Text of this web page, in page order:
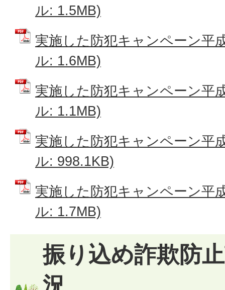
ル: 1.5MB)
実施した防犯キャンペーン平
ル: 1.6MB)
実施した防犯キャンペーン平
ル: 1.1MB)
実施した防犯キャンペーン平
ル: 998.1KB)
実施した防犯キャンペーン平
ル: 1.7MB)
振り込め詐欺防